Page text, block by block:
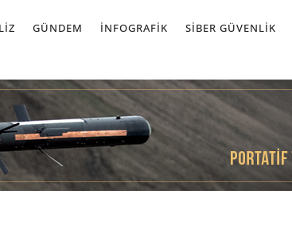
GÜNDEM İNFOGRAFIK SIBER GÜVENLIK